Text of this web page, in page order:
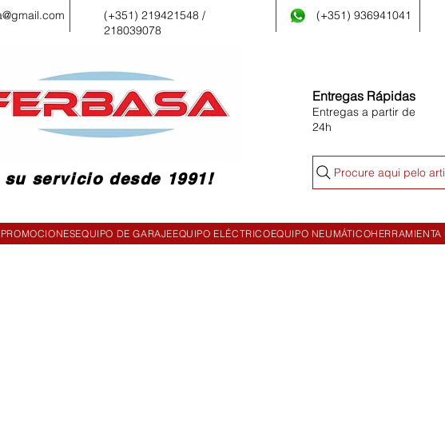
(+351) 219421548 /
218039078
(+351) 936941041
su servicio desde 1991!
Entregas Rápidas
Entregas a partir de
24h
Procure aqui pelo
PROMOCIONESEQUIPO DE GARAJEEQUIPO ELÉCTRICOEQUIPO NEUMÁTICO